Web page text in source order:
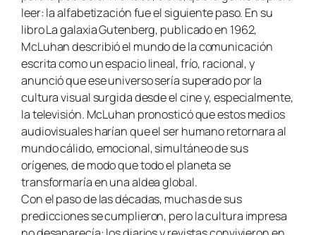
leer: la alfabetización fue el siguiente paso. En su
libro La galaxia Gutenberg, publicado en 1962,
McLuhan describió el mundo de la comunicación
escrita como un espacio lineal, frío, racional, y
anunció que ese universo sería superado por la
cultura visual surgida desde el cine y, especialmente,
la televisión. McLuhan pronosticó que estos medios
audiovisuales harían que el ser humano retornara al
mundo cálido, emocional, simultáneo de sus
orígenes, de modo que todo el planeta se
transformaría en una aldea global.
Con el paso de las décadas, muchas de sus
predicciones se cumplieron, pero la cultura impresa